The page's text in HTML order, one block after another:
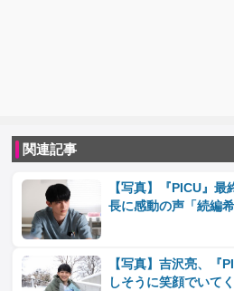
関連記事
【写真】『PICU』
長に感動の声「続編希
【写真】吉沢亮、『
しそうに笑顔でいて